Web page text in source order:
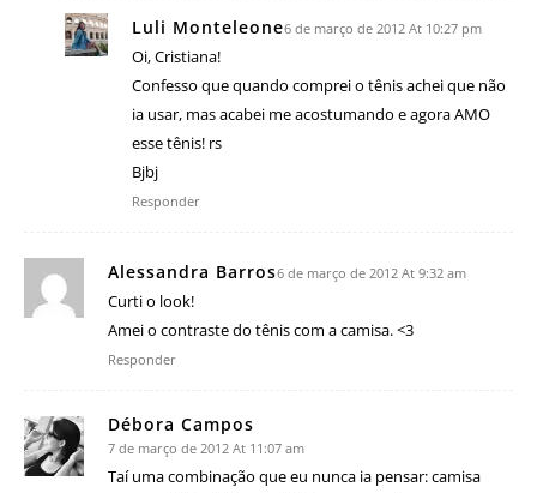
Luli Monteleone6 de março de 2012 At 10:27 pm
Oi, Cristiana!
Confesso que quando comprei o tênis achei que não
ia usar, mas acabei me acostumando e agora AMO
esse tênis! rs
Bjbj
Responder
Alessandra Barros6 de março de 2012 At 9:32 am
Curti o look!
Amei o contraste do tênis com a camisa. <3
Responder
Débora Campos
7 de março de 2012 At 11:07 am
Taí uma combinação que eu nunca ia pensar: camisa